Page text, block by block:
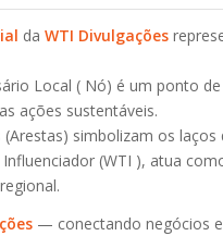
da WTI Divulgações
Local ( Nó) é um ponto
ações sustentáveis.
(Arestas) simbolizam os
(WTI ), atua
— conectando negócios